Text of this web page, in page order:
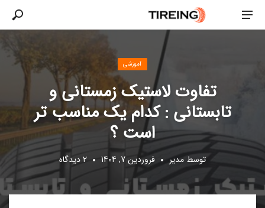
پست شده درآموزشی
تفاوت لاستیک زمستانی و
تابستانی : کدام یک مناسب تر
است ؟
توسط مدیر فروردین 7, 1404 2 دیدگاه